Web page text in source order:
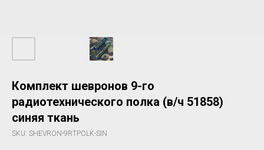
Комплект шевронов 9-го
радиотехнического полка (в/ч 51858)
синяя ткань
SKU: SHEVRON-9RTPOLK-SIN